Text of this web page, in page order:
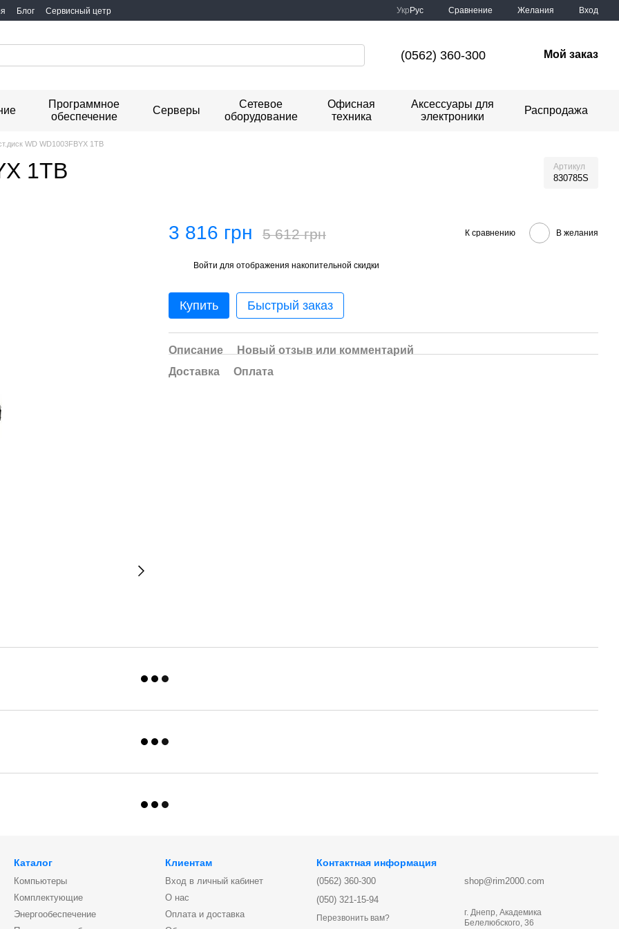
Блог Сервисный цетр Укр Рус Сравнение Желания Вход
(0562) 360-300 Мой заказ
Программное
обеспечение
Серверы
Сетевое
оборудование
Офисная
техника
Аксессуары для
электроники
Распродажа
WD WD1003FBYX 1TB
1TB Артикул
830785S
3 816 грн 5 612 грн К сравнению В желания
Войти для отображения накопительной скидки
Купить Быстрый заказ
Описание
Новый отзыв или комментарий
Доставка
Оплата
Каталог
Компьютеры
Комплектующие
Энергообеспечение
Клиентам
Вход в личный кабинет
О нас
Оплата и доставка
Контактная информация
(0562) 360-300
(050) 321-15-94
Перезвонить вам?
shop@rim2000.com
г. Днепр, Академика
Белелюбского, 36